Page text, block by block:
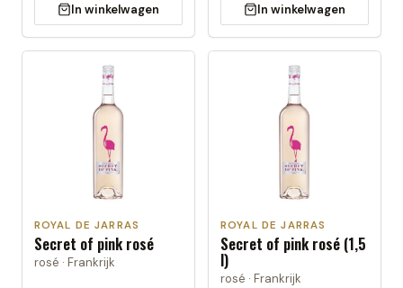
In winkelwagen In winkelwagen
ROYAL DE JARRAS
Secret of pink rosé
rosé · Frankrijk
ROYAL DE JARRAS
Secret of pink rosé (1,5
l)
rosé · Frankrijk